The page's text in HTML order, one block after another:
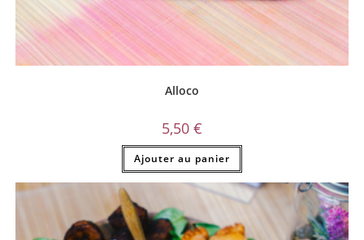
Alloco
5,50 €
Ajouter au panier